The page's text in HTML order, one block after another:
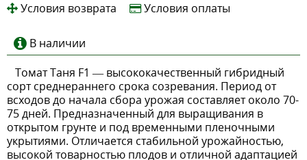
Условия возврата Условия оплаты
В наличии
Томат Таня F1 — высококачественный гибридный
сорт среднераннего срока созревания. Период от
всходов до начала сбора урожая составляет около 70-
75 дней. Предназначенный для выращивания в
открытом грунте и под временными пленочными
укрытиями. Отличается стабильной урожайностью,
высокой товарностью плодов и отличной адаптацией